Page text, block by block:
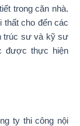
trong căn nhà.
thất cho đến các
trúc sư và kỹ sư
được thực hiện
ty thi công nội